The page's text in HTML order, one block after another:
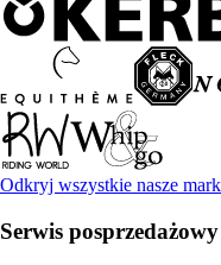
Odkryj wszystkie nasze
Serwis